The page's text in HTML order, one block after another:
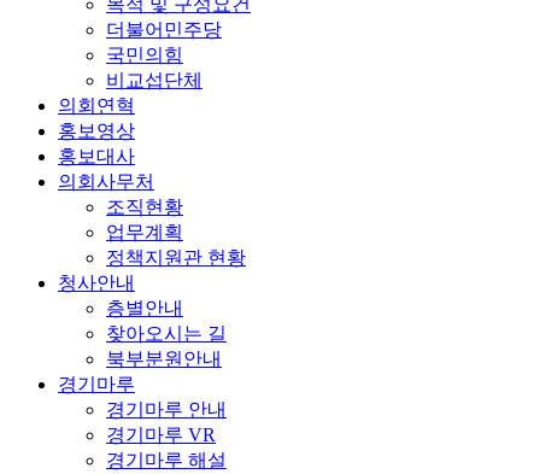
목적 및 구성요건
더불어민주당
국민의힘
비교섭단체
의회연혁
홍보영상
홍보대사
의회사무처
조직현황
업무계획
정책지원관 현황
청사안내
층별안내
찾아오시는 길
북부분원안내
경기마루
경기마루 안내
경기마루 VR
경기마루 해설